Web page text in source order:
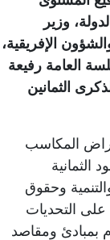
وزير
الإفريقية،
العامة رفيعة
الثمانين
المكاسب
الثمانية
وحقوق
التحديات
بمبادئ ومقاصد